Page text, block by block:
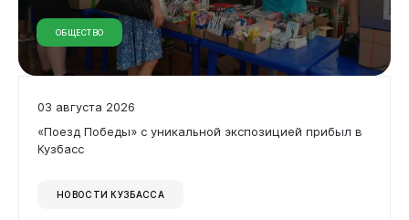
ОБЩЕСТВО
03 августа 2026
«Поезд Победы» с уникальной экспозицией прибыл в
Кузбасс
НОВОСТИ КУЗБАССА